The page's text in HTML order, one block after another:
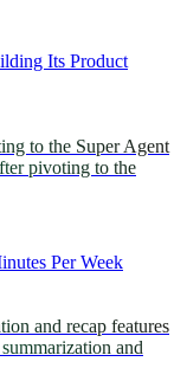
Its Product
to the Super Agent
pivoting to the
Per Week
and recap features
and